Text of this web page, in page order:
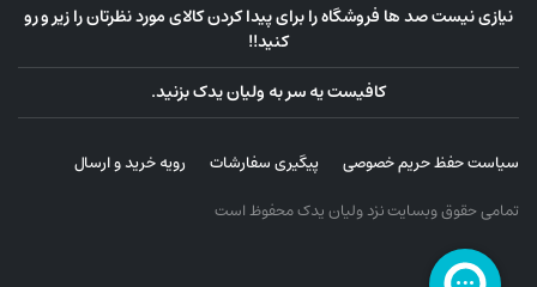
نیازی نیست صد ها فروشگاه را برای پیدا کردن کالای مورد نظرتان را زیر و رو
کنید!!
کافیست یه سر به ولیان یدک بزنید.
سیاست حفظ حریم خصوصی پیگیری سفارشات
رویه خرید و ارسال
تمامی حقوق وبسایت نزد ولیان یدک محفوظ است